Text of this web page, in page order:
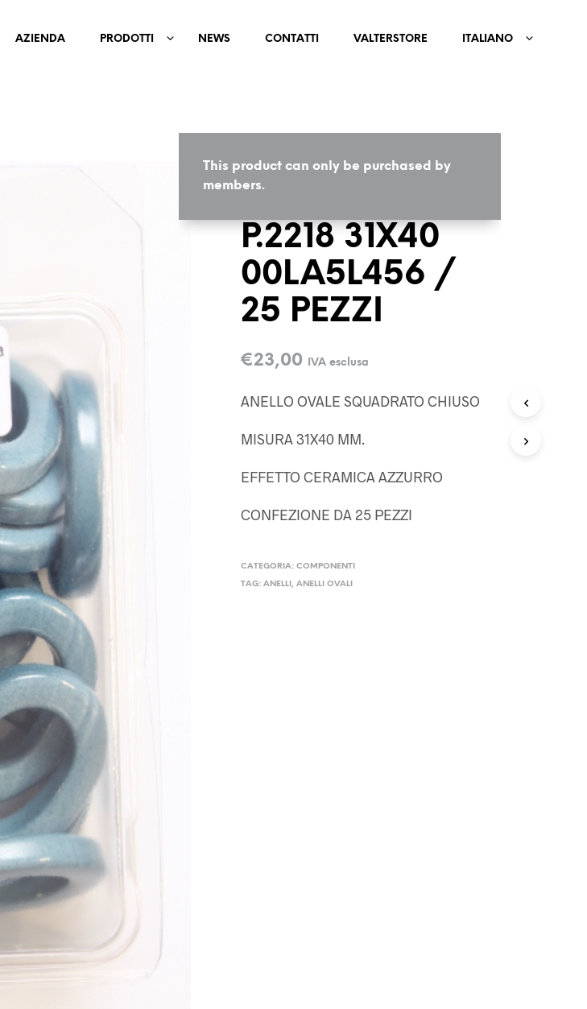
This product can only be purchased by
members.
AZIENDA PRODOTTI NEWS CONTATTI VALTERSTORE ITALIANO
HOME / COMPONENTI
P.2218 31X40
00LA5L456 /
25 PEZZI
€23,00 IVA esclusa
ANELLO OVALE SQUADRATO CHIUSO
MISURA 31X40 MM.
EFFETTO CERAMICA AZZURRO
CONFEZIONE DA 25 PEZZI
CATEGORIA: COMPONENTI
TAG: ANELLI , ANELLI OVALI